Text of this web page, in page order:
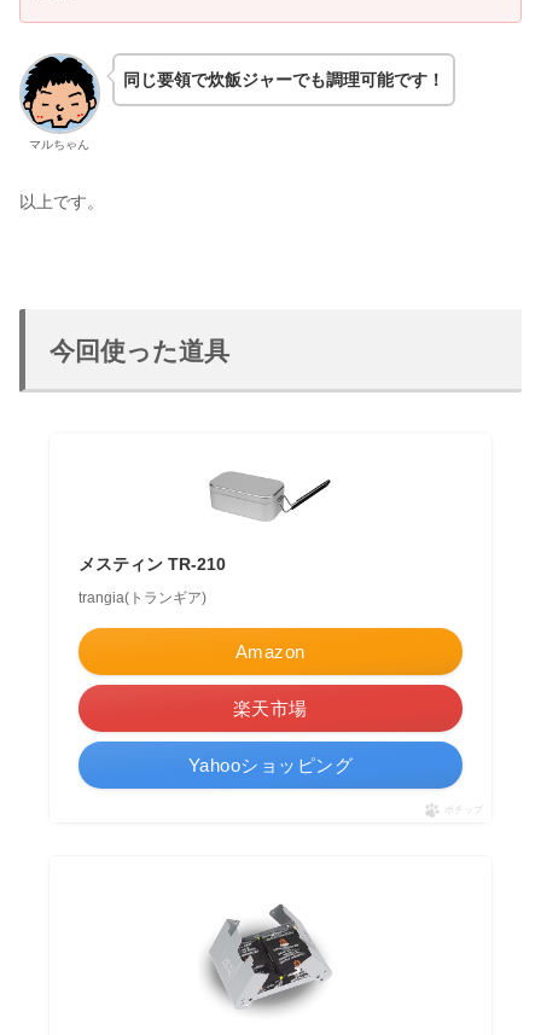
マルちゃん
同じ要領で炊飯ジャーでも調理可能です！
以上です。
今回使った道具
メスティン TR-210
trangia(トランギア)
Amazon
楽天市場
Yahooショッピング
ポチップ